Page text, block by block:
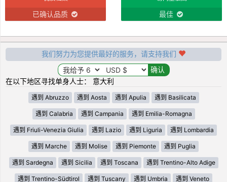
已确认品质 最佳
我们努力为您提供最好的服务，请支持我们
在以下地区寻找单身人士： 意大利
遇到 Abruzzo 遇到 Aosta 遇到 Apulia 遇到 Basilicata
遇到 Calabria 遇到 Campania 遇到 Emilia-Romagna
遇到 Friuli-Venezia Giulia 遇到 Lazio 遇到 Liguria 遇到 Lombardia
遇到 Marche 遇到 Molise 遇到 Piemonte 遇到 Puglia
遇到 Sardegna 遇到 Sicilia 遇到 Toscana 遇到 Trentino-Alto Adige
遇到 Trentino-Südtirol 遇到 Tuscany 遇到 Umbria 遇到 Veneto